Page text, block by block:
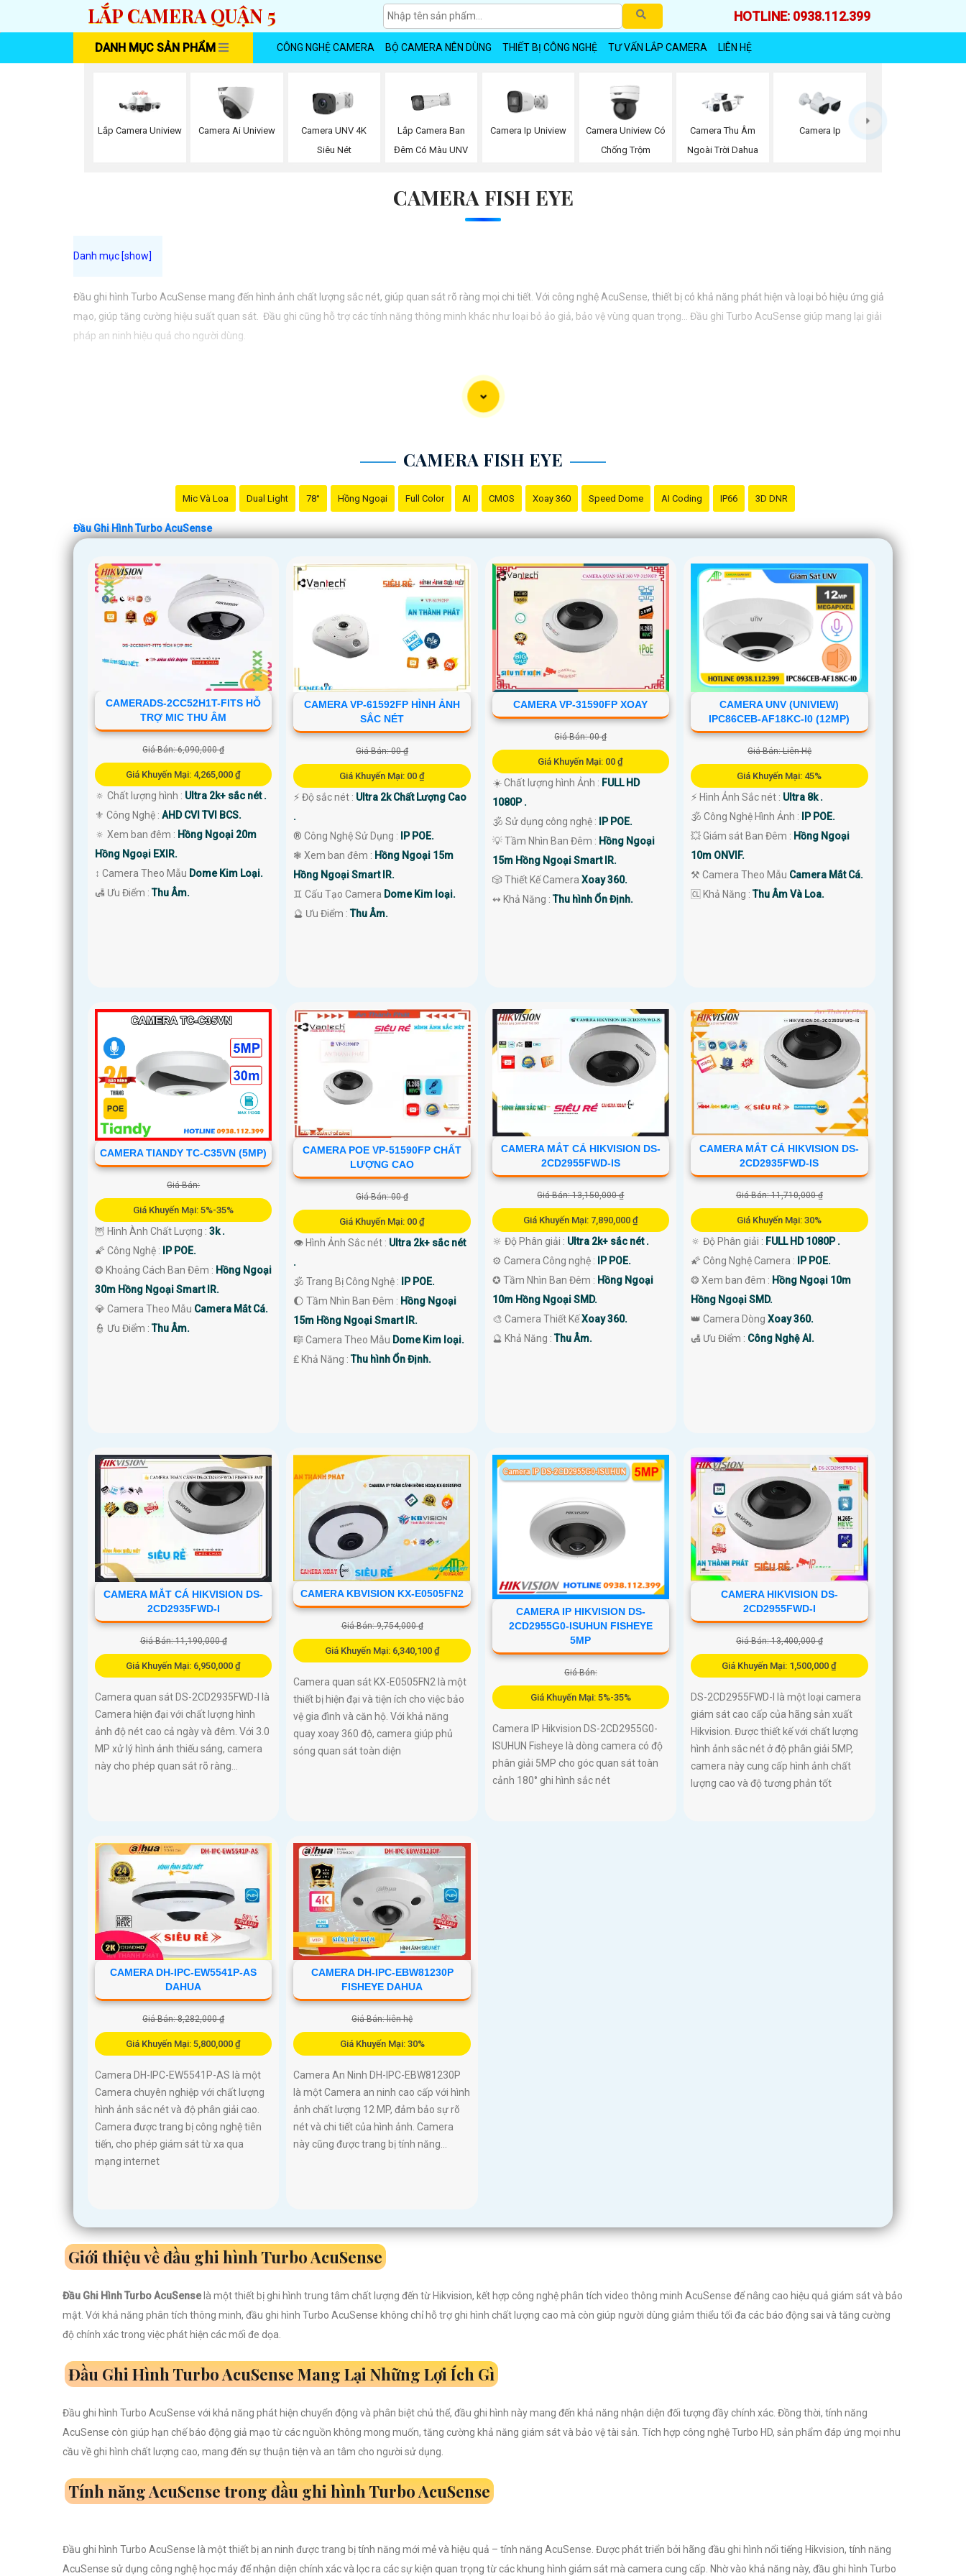
LẮP CAMERA QUẬN 5 HOTLINE: 0938.112.399
DANH MỤC SẢN PHẨM CÔNG NGHỆ CAMERA BỘ CAMERA NÊN DÙNG THIẾT BỊ CÔNG NGHỆ TƯ VẤN LẮP CAMERA LIÊN HỆ
Lắp Camera Uniview Camera Ai Uniview
Camera UNV 4K
Siêu Nét
Lắp Camera Ban
Đêm Có Màu UNV
Camera Ip Uniview
Camera Uniview Có
Chống Trộm
Camera Thu Âm
Ngoài Trời Dahua
Camera Ip
CAMERA FISH EYE
Đầu ghi hình Turbo AcuSense mang đến hình ảnh chất lượng sắc nét, giúp quan sát rõ ràng mọi chi tiết. Với công nghệ AcuSense, thiết bị có khả năng phát hiện và loại bỏ hiệu ứng giả
mạo, giúp tăng cường hiệu suất quan sát. Đầu ghi cũng hỗ trợ các tính năng thông minh khác như loại bỏ ảo giả, bảo vệ vùng quan trọng... Đầu ghi Turbo AcuSense giúp mang lại giải
pháp an ninh hiệu quả cho người dùng.
CAMERA FISH EYE
Mic Và Loa Dual Light 78° Hồng Ngoại Full Color AI CMOS Xoay 360 Speed Dome AI Coding IP66 3D DNR
Đầu Ghi Hình Turbo AcuSense
CAMERADS-2CC52H1T-FITS HỖ
TRỢ MIC THU ÂM
Giá Bán: 6,090,000 ₫
Giá Khuyến Mại: 4,265,000 ₫
🔅 Chất lượng hình : Ultra 2k+ sắc nét .
⚜️ Công Nghệ : AHD CVI TVI BCS.
🔅 Xem ban đêm : Hồng Ngoại 20m
Hồng Ngoại EXIR.
↕️ Camera Theo Mẫu Dome Kim Loại.
️🛃 Ưu Điểm :Thu Âm.
CAMERA VP-61592FP HÌNH ẢNH
SẮC NÉT
Giá Bán: 00 ₫
Giá Khuyến Mại: 00 ₫
️⚡ Độ sắc nét : Ultra 2k Chất Lượng Cao
.
®️ Công Nghệ Sử Dụng :
IP POE.
❃ Xem ban đêm : Hồng Ngoại 15m
Hồng Ngoại Smart IR.
♊ Cấu Tạo Camera Dome Kim loại.
️🔮 Ưu Điểm :Thu Âm.
CAMERA VP-31590FP XOAY
Giá Bán: 00 ₫
Giá Khuyến Mại: 00 ₫
☀️ Chất lượng hình Ảnh : FULL HD
1080P .
🕉️ Sử dụng công nghệ :
IP POE.
💡 Tầm Nhìn Ban Đêm : Hồng Ngoại
15m Hồng Ngoại Smart IR.
🎲 Thiết Kế Camera Xoay 360.
️↭ Khả Năng :Thu hình Ổn Định.
CAMERA UNV (UNIVIEW)
IPC86CEB-AF18KC-I0 (12MP)
Giá Bán: Liên Hệ
Giá Khuyến Mại: 45%
️⚡ Hình Ảnh Sắc nét : Ultra 8k .
🕉️ Công Nghệ Hình Ảnh :
IP POE.
💥 Giám sát Ban Đêm : Hồng Ngoại
10m ONVIF.
⚒ Camera Theo Mẫu Camera Mắt Cá.
️🆑 Khả Năng :Thu Âm Và Loa.
CAMERA TIANDY TC-C35VN (5MP)
Giá Bán:
Giá Khuyến Mại: 5%-35%
🦉 Hình Ành Chất Lượng : 3k .
🌠 Công Nghệ :
IP POE.
❂ Khoảng Cách Ban Đêm : Hồng Ngoại
30m Hồng Ngoại Smart IR.
💎 Camera Theo Mẫu Camera Mắt Cá.
️👮 Ưu Điểm :Thu Âm.
CAMERA POE VP-51590FP CHẤT
LƯỢNG CAO
Giá Bán: 00 ₫
Giá Khuyến Mại: 00 ₫
👁 Hình Ảnh Sắc nét : Ultra 2k+ sắc nét
.
🕉️ Trang Bị Công Nghệ :
IP POE.
🌔 Tầm Nhìn Ban Đêm : Hồng Ngoại
15m Hồng Ngoại Smart IR.
🎼️ Camera Theo Mẫu Dome Kim loại.
️₤ Khả Năng :Thu hình Ổn Định.
CAMERA MẮT CÁ HIKVISION DS-
2CD2955FWD-IS
Giá Bán: 13,150,000 ₫
Giá Khuyến Mại: 7,890,000 ₫
🔆 Độ Phân giải : Ultra 2k+ sắc nét .
⚙ Camera Công nghệ :
IP POE.
✪ Tầm Nhìn Ban Đêm : Hồng Ngoại
10m Hồng Ngoại SMD.
🎨 Camera Thiết KếXoay 360.
️🔮 Khả Năng :Thu Âm.
CAMERA MẮT CÁ HIKVISION DS-
2CD2935FWD-IS
Giá Bán: 11,710,000 ₫
Giá Khuyến Mại: 30%
🔅 Độ Phân giải : FULL HD 1080P .
🌠 Công Nghệ Camera :
IP POE.
❂ Xem ban đêm : Hồng Ngoại 10m
Hồng Ngoại SMD.
👑 Camera DòngXoay 360.
️🛃 Ưu Điểm : Công Nghệ AI.
CAMERA MẮT CÁ HIKVISION DS-
2CD2935FWD-I
Giá Bán: 11,190,000 ₫
Giá Khuyến Mại: 6,950,000 ₫
Camera quan sát DS-2CD2935FWD-I là
Camera hiện đại với chất lượng hình
ảnh độ nét cao cả ngày và đêm. Với 3.0
MP xử lý hình ảnh thiếu sáng, camera
này cho phép quan sát rõ ràng...
CAMERA KBVISION KX-E0505FN2
Giá Bán: 9,754,000 ₫
Giá Khuyến Mại: 6,340,100 ₫
Camera quan sát KX-E0505FN2 là một
thiết bị hiện đại và tiện ích cho việc bảo
vệ gia đình và căn hộ. Với khả năng
quay xoay 360 độ, camera giúp phủ
sóng quan sát toàn diện
CAMERA IP HIKVISION DS-
2CD2955G0-ISUHUN FISHEYE
5MP
Giá Bán:
Giá Khuyến Mại: 5%-35%
Camera IP Hikvision DS-2CD2955G0-
ISUHUN Fisheye là dòng camera có độ
phân giải 5MP cho góc quan sát toàn
cảnh 180° ghi hình sắc nét
CAMERA HIKVISION DS-
2CD2955FWD-I
Giá Bán: 13,400,000 ₫
Giá Khuyến Mại: 1,500,000 ₫
DS-2CD2955FWD-I là một loại camera
giám sát cao cấp của hãng sản xuất
Hikvision. Được thiết kế với chất lượng
hình ảnh sắc nét ở độ phân giải 5MP,
camera này cung cấp hình ảnh chất
lượng cao và độ tương phản tốt
CAMERA DH-IPC-EW5541P-AS
DAHUA
Giá Bán: 8,282,000 ₫
Giá Khuyến Mại: 5,800,000 ₫
Camera DH-IPC-EW5541P-AS là một
Camera chuyên nghiệp với chất lượng
hình ảnh sắc nét và độ phân giải cao.
Camera được trang bị công nghệ tiên
tiến, cho phép giám sát từ xa qua
mạng internet
CAMERA DH-IPC-EBW81230P
FISHEYE DAHUA
Giá Bán: liên hệ
Giá Khuyến Mại: 30%
Camera An Ninh DH-IPC-EBW81230P
là một Camera an ninh cao cấp với hình
ảnh chất lượng 12 MP, đảm bảo sự rõ
nét và chi tiết của hình ảnh. Camera
này cũng được trang bị tính năng...
Giới thiệu về đầu ghi hình Turbo AcuSense
Đầu Ghi Hình Turbo AcuSenselà một thiết bị ghi hình trung tâm chất lượng đến từ Hikvision, kết hợp công nghệ phân tích video thông minh AcuSense để nâng cao hiệu quả giám sát và bảo
mật. Với khả năng phân tích thông minh, đầu ghi hình Turbo AcuSense không chỉ hỗ trợ ghi hình chất lượng cao mà còn giúp người dùng giảm thiểu tối đa các báo động sai và tăng cường
độ chính xác trong việc phát hiện các mối đe dọa.
Đầu Ghi Hình Turbo AcuSense Mang Lại Những Lợi Ích Gì
Đầu ghi hình Turbo AcuSense với khả năng phát hiện chuyển động và phân biệt chủ thể, đầu ghi hình này mang đến khả năng nhận diện đối tượng đầy chính xác. Đồng thời, tính năng
AcuSense còn giúp hạn chế báo động giả mạo từ các nguồn không mong muốn, tăng cường khả năng giám sát và bảo vệ tài sản. Tích hợp công nghệ Turbo HD, sản phẩm đáp ứng mọi nhu
cầu về ghi hình chất lượng cao, mang đến sự thuận tiện và an tâm cho người sử dụng.
Tính năng AcuSense trong đầu ghi hình Turbo AcuSense
Đầu ghi hình Turbo AcuSense là một thiết bị an ninh được trang bị tính năng mới mẻ và hiệu quả – tính năng AcuSense. Được phát triển bởi hãng đầu ghi hình nổi tiếng Hikvision, tính năng
AcuSense sử dụng công nghệ học máy để nhận diện chính xác và lọc ra các sự kiện quan trọng từ các khung hình giám sát mà camera cung cấp. Nhờ vào khả năng này, đầu ghi hình Turbo